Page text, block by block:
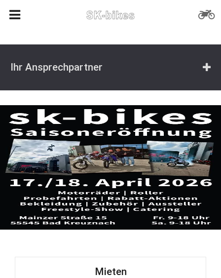
Ihr Ansprechpartner
Mieten